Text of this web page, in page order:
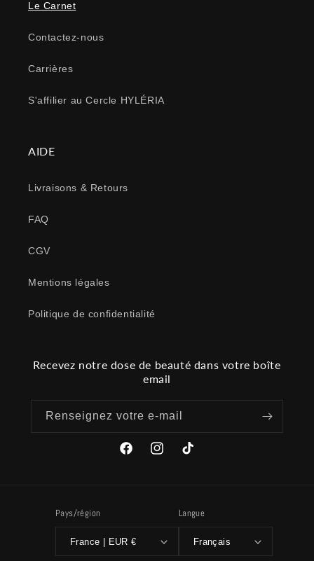
Le Carnet
Contactez-nous
Carrières
S'affilier au Cercle HYLÉRIA
AIDE
Livraisons & Retours
FAQ
CGV
Mentions légales
Politique de confidentialité
Recevez notre dose de beauté dans votre boîte
email
Renseignez votre e-mail
FacebookInstagramTikTok
Pays/région
France | EUR €
Langue
Français